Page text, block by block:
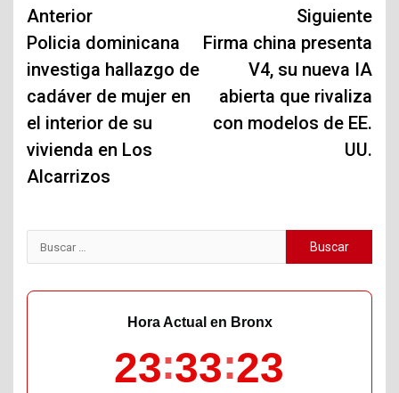
Navegación
de
entradas
Anterior
Policia dominicana
investiga hallazgo de
cadáver de mujer en
el interior de su
vivienda en Los
Alcarrizos
Siguiente
Firma china presenta
V4, su nueva IA
abierta que rivaliza
con modelos de EE.
UU.
Buscar:
Hora Actual en Bronx
23 33 24